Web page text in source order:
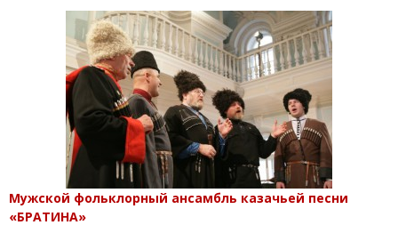
Мужской фольклорный ансамбль казачьей песни
«БРАТИНА»